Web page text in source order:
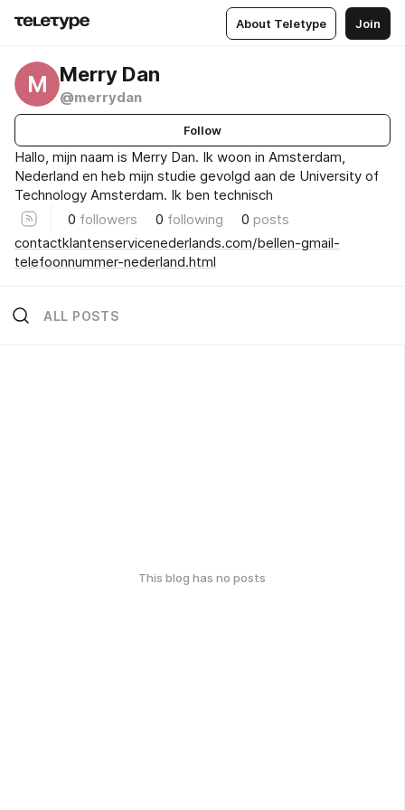
About Teletype Join
M Merry Dan
@merrydan
Follow
Hallo, mijn naam is Merry Dan. Ik woon in Amsterdam,
Nederland en heb mijn studie gevolgd aan de University of
Technology Amsterdam. Ik ben technisch
0 followers 0 following 0 posts
contactklantenservicenederlands.com/bellen-gmail-
telefoonnummer-nederland.html
ALL POSTS
This blog has no posts